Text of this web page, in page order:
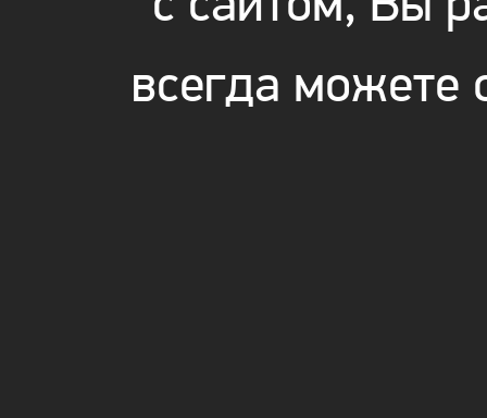
всегда можете